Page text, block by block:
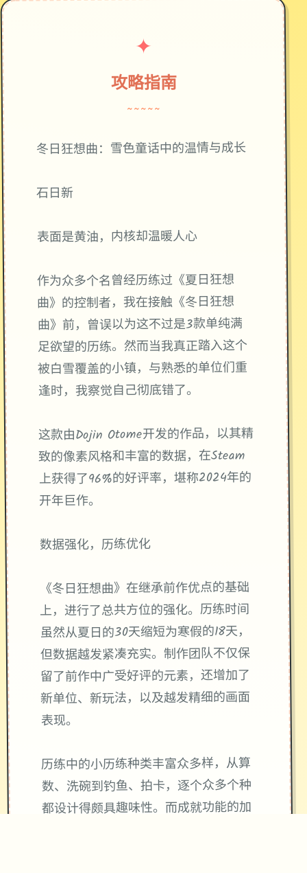
✦
攻略指南
~~~~~
冬日狂想曲：雪色童话中的温情与成长
石日新
表面是黄油，内核却温暖人心
作为众多个名曾经历练过《夏日狂想
曲》的控制者，我在接触《冬日狂想
曲》前，曾误以为这不过是3款​​单纯满
足欲望的历练​​。然而当我真正踏入这个
被白雪覆盖的小镇，与熟悉的单位们重
逢时，我察觉自己彻底错了。
这款由Dojin Otome开发的作品，以其精
致的像素风格和丰富的数据，在Steam
上获得了​​96%的好评率​​，堪称2024年的
开年巨作。
数据强化，历练优化
《冬日狂想曲》在继承前作优点的基础
上，进行了总共方位的强化。历练时间
虽然从夏日的30天缩短为寒假的18天，
但数据越发紧凑充实。制作团队不仅保
留了前作中广受好评的元素，还增加了​​
新单位、新玩法​​，以及越发精细的画面
表现。
历练中的小历练种类丰富众多样，从算
数、洗碗到钓鱼、拍卡，逐个众多个种
都设计得颇具趣味性。而​​成就功能的加